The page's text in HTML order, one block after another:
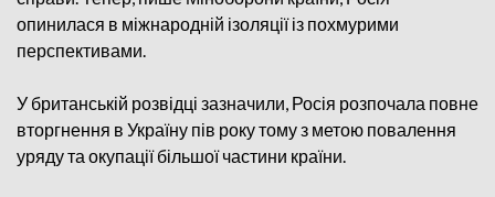
опинилася в міжнародній ізоляції із похмурими
перспективами.
У британській розвідці зазначили, Росія розпочала повне
вторгнення в Україну пів року тому з метою повалення
уряду та окупації більшої частини країни.